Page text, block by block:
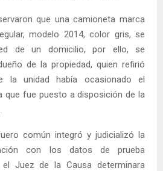
que una camioneta marca
modelo 2014, color gris, se
de un domicilio, por ello, se
de la propiedad, quien refirió
la unidad había ocasionado el
que fue puesto a disposición de la
común integró y judicializó la
con los datos de prueba
Juez de la Causa determinara